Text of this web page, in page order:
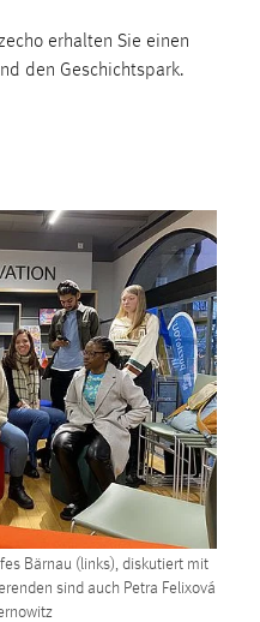
erhalten Sie einen
den Geschichtspark.
Bärnau (links), diskutiert mit
sind auch Petra Felixová